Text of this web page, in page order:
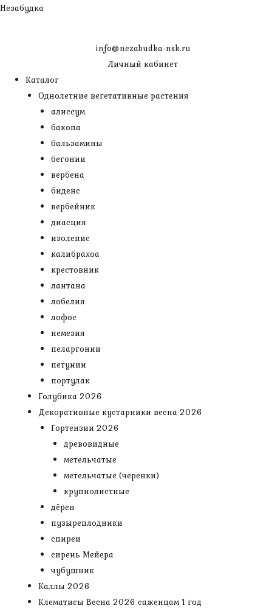
Перейти
Незабудка
info@nezabudka-nsk.ru
Личный кабинет
Каталог
Однолетние вегетативные растения
алиссум
бакопа
бальзамины
бегонии
вербена
биденс
вербейник
диасция
изолепис
калибрахоа
крестовник
лантана
лобелия
лофос
немезия
пеларгонии
петунии
портулак
Голубика 2026
Декоративные кустарники весна 2026
Гортензии 2026
древовидные
метельчатые
метельчатые (черенки)
крупнолистные
дёрен
пузыреплодники
спиреи
сирень Мейера
чубушник
Каллы 2026
Клематисы Весна 2026 саженцам 1 год